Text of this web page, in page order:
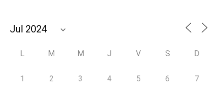
L M M J V S D
1 2 3 4 5 6 7